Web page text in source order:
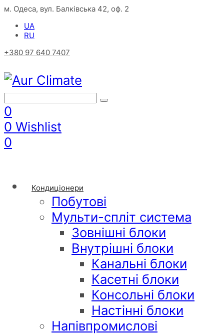
м. Одеса, вул. Балківська 42, оф. 2
UA
RU
+380 97 640 7407
0
0 Wishlist
0
Кондиціонери
Побутові
Мульти-спліт система
Зовнішні блоки
Внутрішні блоки
Канальні блоки
Касетні блоки
Консольні блоки
Настінні блоки
Напівпромислові